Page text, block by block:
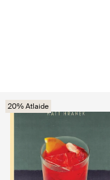
20% Atlaide